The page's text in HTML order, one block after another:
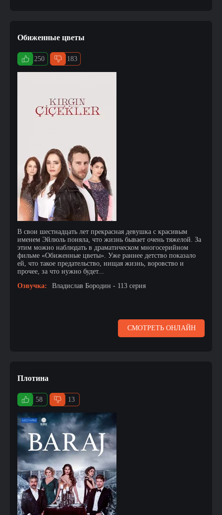
Обиженные цветы
250 183
В свои шестнадцать лет прекрасная девушка с красивым
именем Эйлюль поняла, что жизнь бывает очень тяжелой. За
этим можно наблюдать в драматическом многосерийном
фильме «Обиженные цветы». Уже раннее детство показало
ей, что такое предательство, нищая жизнь, воровство и
прочее, за что нужно будет...
Озвучка:
Владислав Бородин - 113 серия
СМОТРЕТЬ ОНЛАЙН
Плотина
58 13